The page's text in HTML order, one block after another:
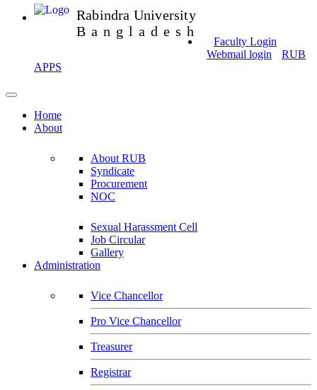
Rabindra University
Bangladesh
Faculty Login
Webmail login
RUB
APPS
Home
About
About RUB
Syndicate
Procurement
NOC
Sexual Harassment Cell
Job Circular
Gallery
Administration
Vice Chancellor
Pro Vice Chancellor
Treasurer
Registrar